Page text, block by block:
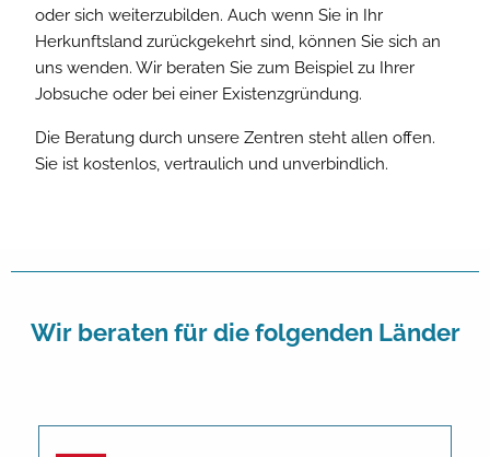
oder sich weiterzubilden. Auch wenn Sie in Ihr
Herkunftsland zurückgekehrt sind, können Sie sich an
uns wenden. Wir beraten Sie zum Beispiel zu Ihrer
Jobsuche oder bei einer Existenzgründung.
Die Beratung durch unsere Zentren steht allen offen.
Sie ist kostenlos, vertraulich und unverbindlich.
Wir beraten für die folgenden Länder